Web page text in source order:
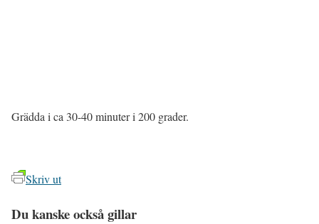
Grädda i ca 30-40 minuter i 200 grader.
Skriv ut
Du kanske också gillar